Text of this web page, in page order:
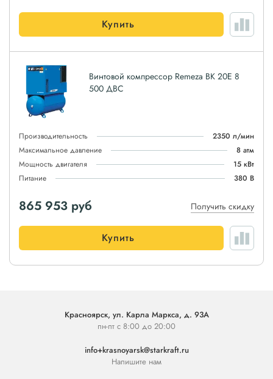
Купить
Винтовой компрессор Remeza ВК 20E 8
500 ДВС
Производительность
2350 л/мин
Максимальное давление
8 атм
Мощность двигателя
15 кВт
Питание
380 В
865 953 руб Получить скидку
Купить
Красноярск, ул. Карла Маркса, д. 93А
пн-пт с 8:00 до 20:00
info+krasnoyarsk@starkraft.ru
Напишите нам